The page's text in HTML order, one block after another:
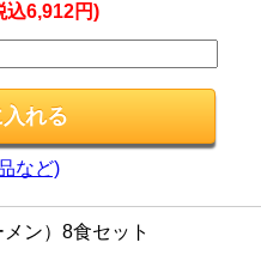
込6,912円)
など)
ン）8食セット